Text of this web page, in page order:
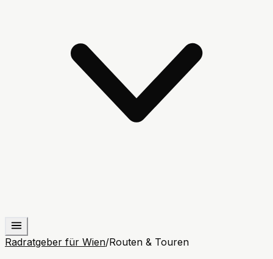
Radratgeber für Wien/Routen & Touren